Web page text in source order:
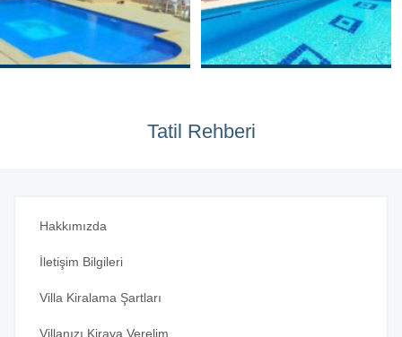
Tatil Rehberi
Hakkımızda
İletişim Bilgileri
Villa Kiralama Şartları
Villanızı Kiraya Verelim